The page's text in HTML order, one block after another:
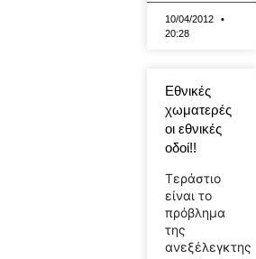
10/04/2012
20:28
Εθνικές
χωματερές
οι εθνικές
οδοί!!
Τεράστιο
είναι το
πρόβλημα
της
ανεξέλεγκτης